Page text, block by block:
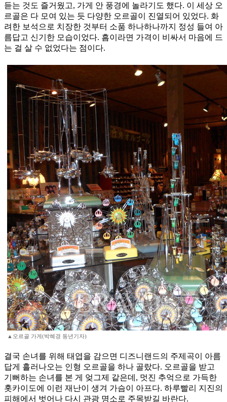
듣는 것도 즐거웠고, 가게 안 풍경에 놀라기도 했다. 이 세상 오
르골은 다 모여 있는 듯 다양한 오르골이 진열되어 있었다. 화
려한 보석으로 치장한 것부터 소품 하나하나까지 정성 들여 아
름답고 신기한 모습이었다. 흠이라면 가격이 비싸서 마음에 드
는 걸 살 수 없었다는 점이다.
▲오르골 가게(박혜경 동년기자)
결국 손녀를 위해 태엽을 감으면 디즈니랜드의 주제곡이 아름
답게 흘러나오는 인형 오르골을 하나 골랐다. 오르골을 받고
기뻐하는 손녀를 본 게 엊그제 같은데, 멋진 추억으로 가득한
홋카이도에 이런 재난이 생겨 가슴이 아프다. 하루빨리 지진의
피해에서 벗어나 다시 관광 명소로 주목받길 바란다.